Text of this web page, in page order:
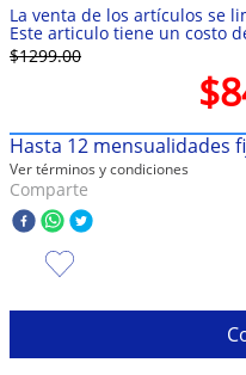
La venta de los artículos se
Este articulo tiene un costo
$1299.00
$
Hasta 12 mensualidades
Ver términos y condiciones
Comparte